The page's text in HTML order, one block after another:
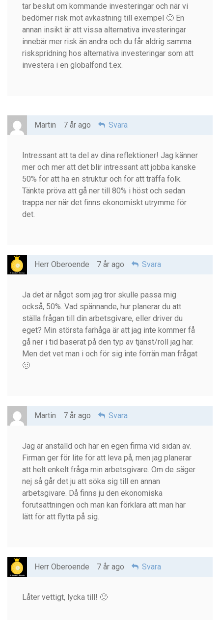
tar beslut om kommande investeringar och när vi
bedömer risk mot avkastning till exempel 🙂 En
annan insikt är att vissa alternativa investeringar
innebär mer risk än andra och du får aldrig samma
riskspridning hos alternativa investeringar som att
investera i en globalfond t.ex.
Martin 7 år ago Svara
Intressant att ta del av dina reflektioner! Jag känner
mer och mer att det blir intressant att jobba kanske
50% för att ha en struktur och för att träffa folk.
Tänkte pröva att gå ner till 80% i höst och sedan
trappa ner när det finns ekonomiskt utrymme för
det.
Herr Oberoende 7 år ago Svara
Ja det är något som jag tror skulle passa mig
också, 50%. Vad spännande, hur planerar du att
ställa frågan till din arbetsgivare, eller driver du
eget? Min största farhåga är att jag inte kommer få
gå ner i tid baserat på den typ av tjänst/roll jag har.
Men det vet man i och för sig inte förrän man frågat
🙂
Martin 7 år ago Svara
Jag är anställd och har en egen firma vid sidan av.
Firman ger för lite för att leva på, men jag planerar
att helt enkelt fråga min arbetsgivare. Om de säger
nej så går det ju att söka sig till en annan
arbetsgivare. Då finns ju den ekonomiska
förutsättningen och man kan förklara att man har
lätt för att flytta på sig.
Herr Oberoende 7 år ago Svara
Låter vettigt, lycka till! 🙂